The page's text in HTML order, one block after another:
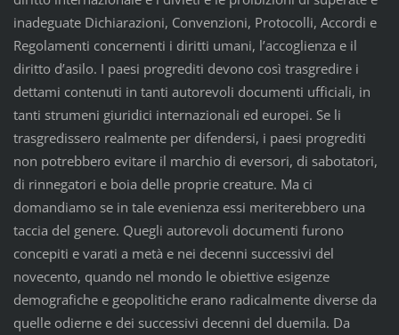
inadeguate Dichiarazioni, Convenzioni, Protocolli, Accordi e
Regolamenti concernenti i diritti umani, l’accoglienza e il
diritto d’asilo. I paesi progrediti devono così trasgredire i
dettami contenuti in tanti autorevoli documenti ufficiali, in
tanti strumeni giuridici internazionali ed europei. Se li
trasgredissero realmente per difendersi, i paesi progrediti
non potrebbero evitare il marchio di eversori, di sabotatori,
di rinnegatori e boia delle proprie creature. Ma ci
domandiamo se in tale evenienza essi meriterebbero una
taccia del genere. Quegli autorevoli documenti furono
concepiti e varati a metà e nei decenni successivi del
novecento, quando nel mondo le obiettive esigenze
demografiche e geopolitiche erano radicalmente diverse da
quelle odierne e dei successivi decenni del duemila. Da